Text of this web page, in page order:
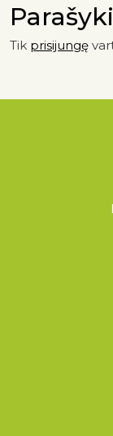
Tik prisijungę